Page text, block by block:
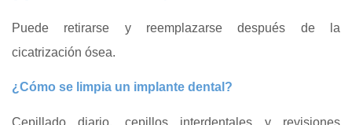
Puede retirarse y reemplazarse después de la
cicatrización ósea.
¿Cómo se limpia un implante dental?
Cepillado diario, cepillos interdentales y revisiones